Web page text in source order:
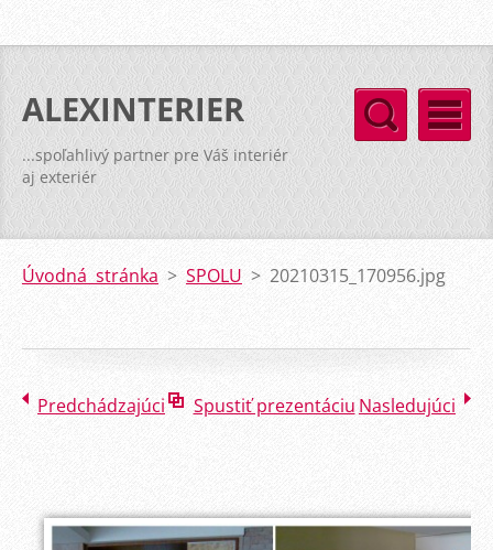
ALEXINTERIER
...spoľahlivý partner pre Váš interiér
aj exteriér
Úvodná stránka > SPOLU > 20210315_170956.jpg
Predchádzajúci Spustiť prezentáciu Nasledujúci